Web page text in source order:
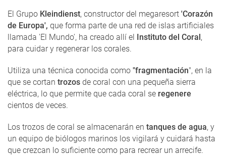
El Grupo Kleindienst, constructor del megaresort 'Corazón
de Europa', que forma parte de una red de islas artificiales
llamada 'El Mundo', ha creado allí el Instituto del Coral,
para cuidar y regenerar los corales.
Utiliza una técnica conocida como "fragmentación", en la
que se cortan trozos de coral con una pequeña sierra
eléctrica, lo que permite que cada coral se regenere
cientos de veces.
Los trozos de coral se almacenarán en tanques de agua, y
un equipo de biólogos marinos los vigilará y cuidará hasta
que crezcan lo suficiente como para recrear un arrecife.